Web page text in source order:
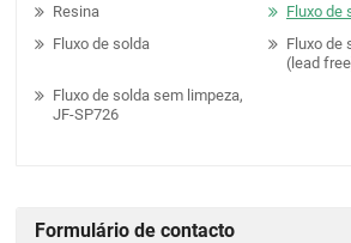
Resina
Fluxo de
Fluxo de solda
Fluxo de
(lead
Fluxo de solda sem limpeza,
JF-SP726
Formulário de contacto